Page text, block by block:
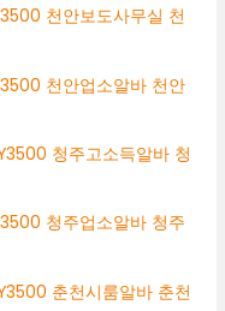
천안보도사무실 천
천안업소알바 천안
청주고소득알바 청
청주업소알바 청주
춘천시룸알바 춘천